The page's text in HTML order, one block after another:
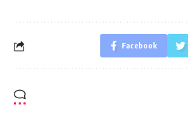
Facebook